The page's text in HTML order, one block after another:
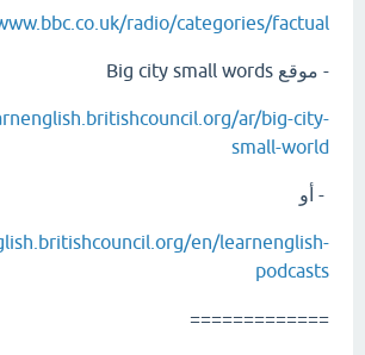
radio/categories/factual
- موقع Big city small words
ar/big-city-
small-world
- أو
en/learnenglish-
podcasts
=============